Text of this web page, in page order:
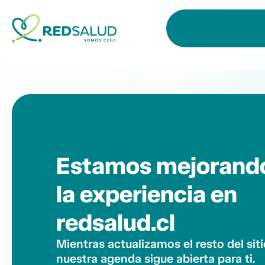
Estamos
la experiencia en
redsalud.cl
Mientras actualizamos el resto del
nuestra agenda sigue abierta para ti.